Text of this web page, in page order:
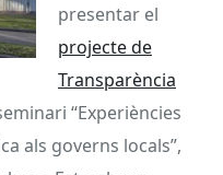
presentar el
projecte de
Transparència
“Experiències
als governs locals”,